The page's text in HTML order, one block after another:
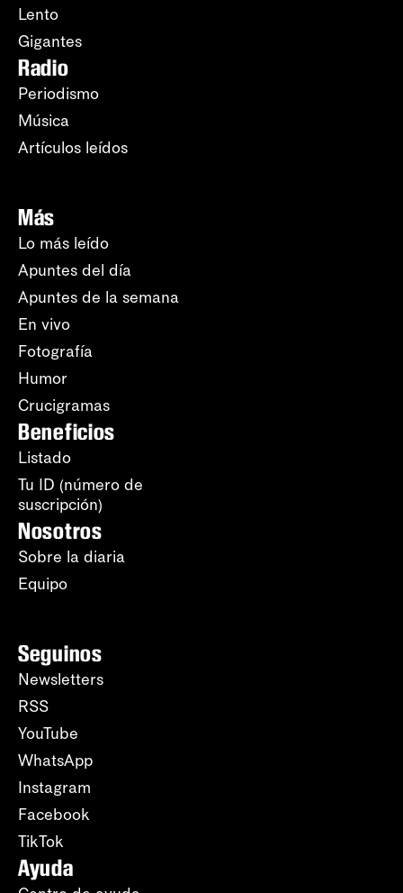
Lento
Gigantes
Radio
Periodismo
Música
Artículos leídos
Más
Lo más leído
Apuntes del día
Apuntes de la semana
En vivo
Fotografía
Humor
Crucigramas
Beneficios
Listado
Tu ID (número de
suscripción)
Nosotros
Sobre la diaria
Equipo
Seguinos
Newsletters
RSS
YouTube
WhatsApp
Instagram
Facebook
TikTok
Ayuda